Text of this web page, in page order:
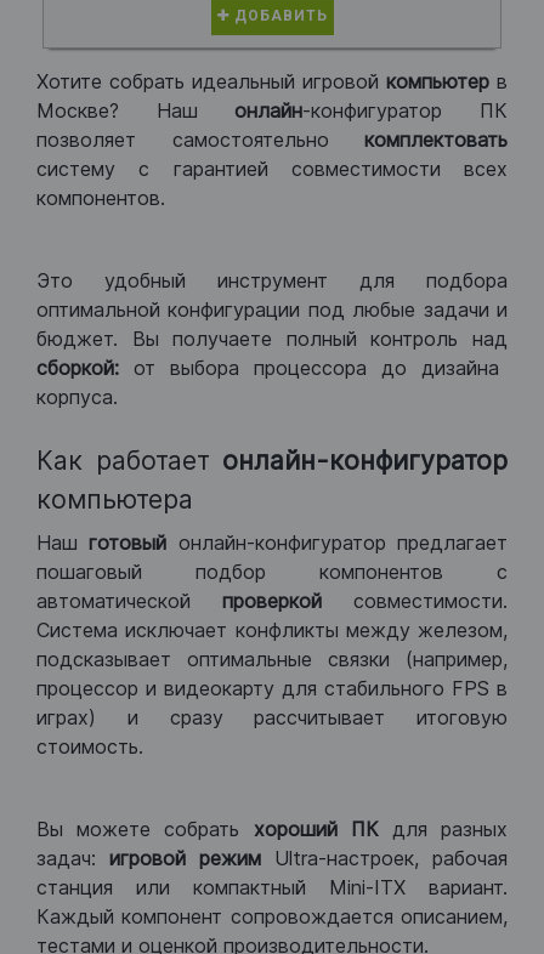
ДОБАВИТЬ
Хотите собрать идеальный игровой компьютер в
Москве? Нашонлайн-конфигуратор ПК
позволяет самостоятельно комплектовать
систему с гарантией совместимости всех
компонентов.
Это удобный инструмент для подбора
оптимальной конфигурации под любые задачи и
бюджет. Вы получаете полный контроль над
сборкой: от выбора процессора до дизайна
корпуса.
Как работает онлайн-конфигуратор
компьютера
Нашготовый онлайн-конфигуратор предлагает
пошаговый подбор компонентов с
автоматической проверкой совместимости.
Система исключает конфликты между железом,
подсказывает оптимальные связки (например,
процессор и видеокарту для стабильного FPS в
играх) и сразу рассчитывает итоговую
стоимость.
Вы можете собрать хороший ПКдля разных
задач: игровой режим Ultra-настроек, рабочая
станция или компактный Mini-ITX вариант.
Каждый компонент сопровождается описанием,
тестами и оценкой производительности.